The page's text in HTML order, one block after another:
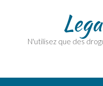
N'utilisez que des